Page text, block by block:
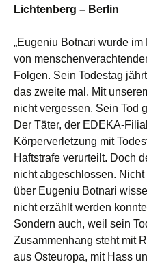
Lichtenberg – Berlin
„Eugeniu Botnari wurde
von
Folgen. Sein Todestag
das zweite mal. Mit
nicht vergessen. Sein Tod
Der Täter, der EDEKA-
Körperverletzung mit
Haftstrafe verurteilt. Doch
nicht abgeschlossen.
über Eugeniu Botnari
nicht erzählt werden
Sondern auch, weil sein
Zusammenhang steht mit
aus Osteuropa, mit Hass